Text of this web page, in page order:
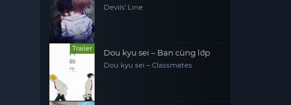
Devils' Line
Trailer Dou kyu sei – Bạn cùng lớp
Dou kyu sei – Classmates